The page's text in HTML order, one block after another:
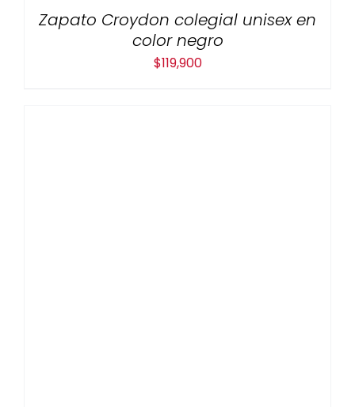
Zapato Croydon colegial unisex en
color negro
$119,900